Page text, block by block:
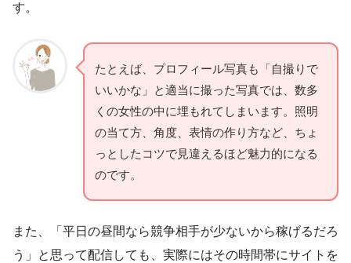
す。
たとえば、プロフィール写真も「自撮りで
いいかな」と適当に撮った写真では、数多
くの女性の中に埋もれてしまいます。照明
の当て方、角度、表情の作り方など、ちょ
っとしたコツで見違えるほど魅力的になる
のです。
また、「平日の昼間なら競争相手が少ないから稼げるだろ
う」と思って配信しても、実際にはその時間帯にサイトを